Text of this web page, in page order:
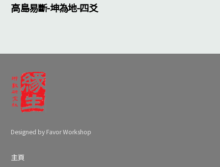
高島易斷-坤為地-四爻
Designed by Favor Workshop
主頁